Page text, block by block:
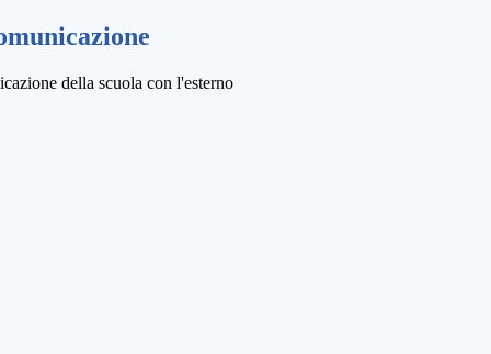
della scuola con l'esterno